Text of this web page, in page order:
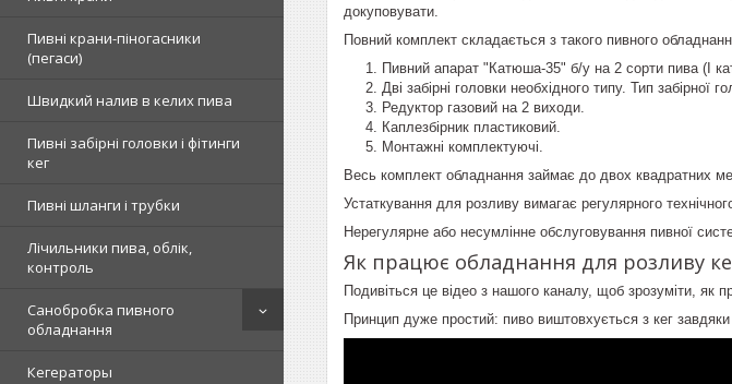
Пивні крани-піногасники
(пегаси)
Швидкий налив в келих пива
Пивні забірні головки і фітинги
кег
Пивні шланги і трубки
Лічильники пива, облік,
контроль
Санобробка пивного
обладнання
Кегераторы
докуповувати.
Повний комплект складається з такого пивного
Пивний апарат "Катюша-35" б/у на 2 сорти пива (I
Дві забірні головки необхідного типу. Тип забірної
Редуктор газовий на 2 виходи.
Каплезбірник пластиковий.
Монтажні комплектуючі.
Весь комплект обладнання займає до двох квадратних
Устаткування для розливу вимагає регулярного
Нерегулярне або несумлінне обслуговування пивної
Як працює обладнання для розливу
Подивіться це відео з нашого каналу, щоб зрозуміти, як
Принцип дуже простий: пиво виштовхується з кег завдяки